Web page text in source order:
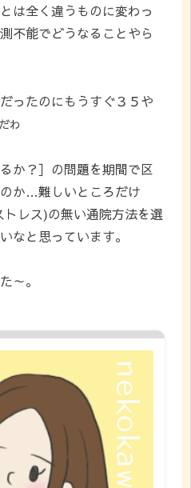
は全く違うものに変わっ
不能でどうなることやら
ったのにもうすぐ３５や
わ
か？］の問題を期間で区
か…難しいところだけ
レス)の無い通院方法を選
なと思っています。
～。